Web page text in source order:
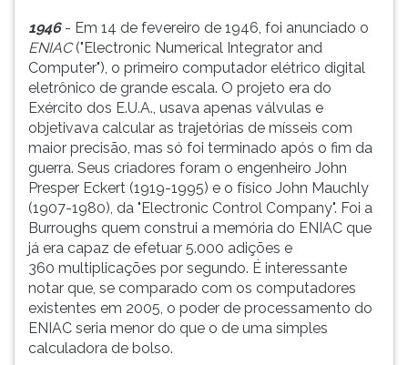
1946- Em 14 de fevereiro de 1946, foi anunciado o
ENIAC("Electronic Numerical Integrator and
Computer"), o primeiro computador elétrico digital
eletrônico de grande escala. O projeto era do
Exército dos E.U.A., usava apenas válvulas e
objetivava calcular as trajetórias de mísseis com
maior precisão, mas só foi terminado após o fim da
guerra. Seus criadores foram o engenheiro John
Presper Eckert (1919-1995) e o físico John Mauchly
(1907-1980), da "Electronic Control Company". Foi a
Burroughs quem construi a memória do ENIAC que
já era capaz de efetuar 5.000 adições e
360 multiplicações por segundo. É interessante
notar que, se comparado com os computadores
existentes em 2005, o poder de processamento do
ENIAC seria menor do que o de uma simples
calculadora de bolso.